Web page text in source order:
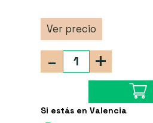
Ver precio
+
-
Si estás en Valencia